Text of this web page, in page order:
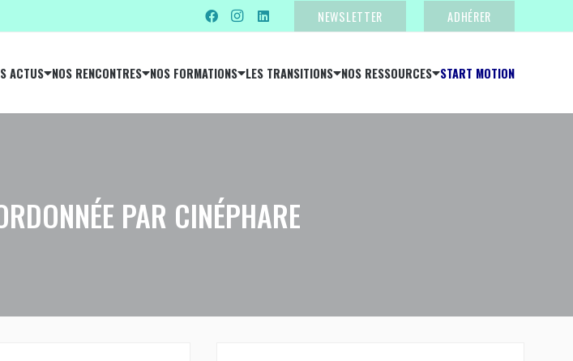
NEWSLETTER ADHÉRER
ACTUS NOS RENCONTRES NOS FORMATIONS LES TRANSITIONS NOS RESSOURCES START MOTION
PAR CINÉPHARE